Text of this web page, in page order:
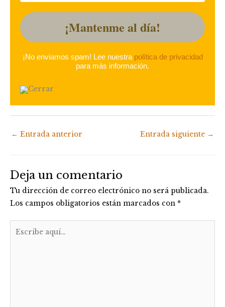
¡No enviamos spam! Lee nuestra política de privacidad
para más información.
← Entrada anterior Entrada siguiente →
Deja un comentario
Tu dirección de correo electrónico no será publicada.
Los campos obligatorios están marcados con *